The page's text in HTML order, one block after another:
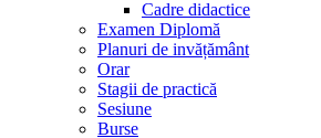
Cadre didactice
Examen Diplomă
Planuri de invățământ
Orar
Stagii de practică
Sesiune
Burse